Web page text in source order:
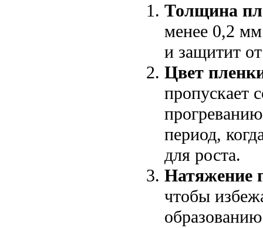
Толщина
менее 0,2
и защитит
Цвет
пропускает
период,
для роста.
Натяжение
чтобы